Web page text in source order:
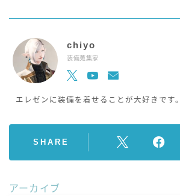
chiyo
装備蒐集家
エレゼンに装備を着せることが大好きです。
SHARE
アーカイブ